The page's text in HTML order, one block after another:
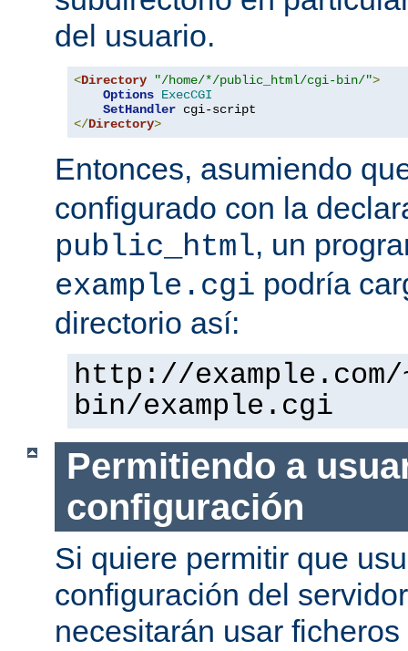
del usuario.
<Directory "/home/*/public_html/cgi-bin/">
Options ExecCGI
SetHandler
</Directory>
Entonces, asumiendo
configurado con la
public_html, un
example.cgi podría
directorio así:
http://
bin/example.cgi
Permitiendo a
configuración
Si quiere permitir que
configuración del
necesitarán usar ficheros